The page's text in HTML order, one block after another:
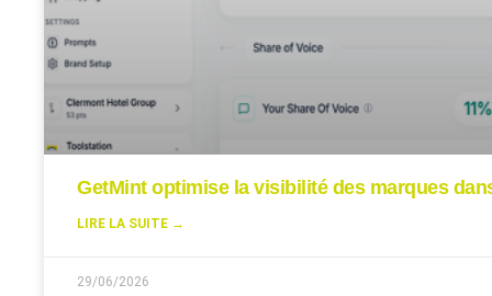
GetMint optimise la visibilité des marques
LIRE LA SUITE →
29/06/2026